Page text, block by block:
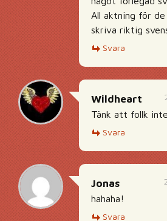
All aktning för de
skriva riktig
Svara
Wildheart
Tänk att follk
Svara
Jonas
hahaha!
Svara